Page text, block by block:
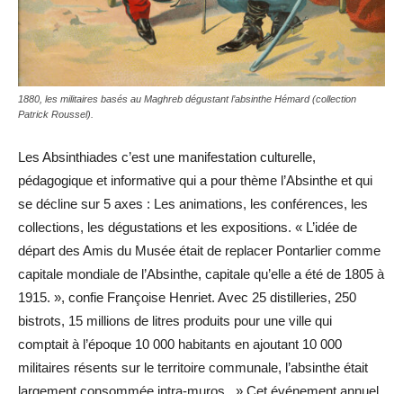
1880, les militaires basés au Maghreb dégustant l’absinthe Hémard (collection
Patrick Roussel).
Les Absinthiades c’est une manifestation culturelle,
pédagogique et informative qui a pour thème l’Absinthe et qui
se décline sur 5 axes : Les animations, les conférences, les
collections, les dégustations et les expositions. « L’idée de
départ des Amis du Musée était de replacer Pontarlier comme
capitale mondiale de l’Absinthe, capitale qu’elle a été de 1805 à
1915. », confie Françoise Henriet. Avec 25 distilleries, 250
bistrots, 15 millions de litres produits pour une ville qui
comptait à l’époque 10 000 habitants en ajoutant 10 000
militaires résents sur le territoire communale, l’absinthe était